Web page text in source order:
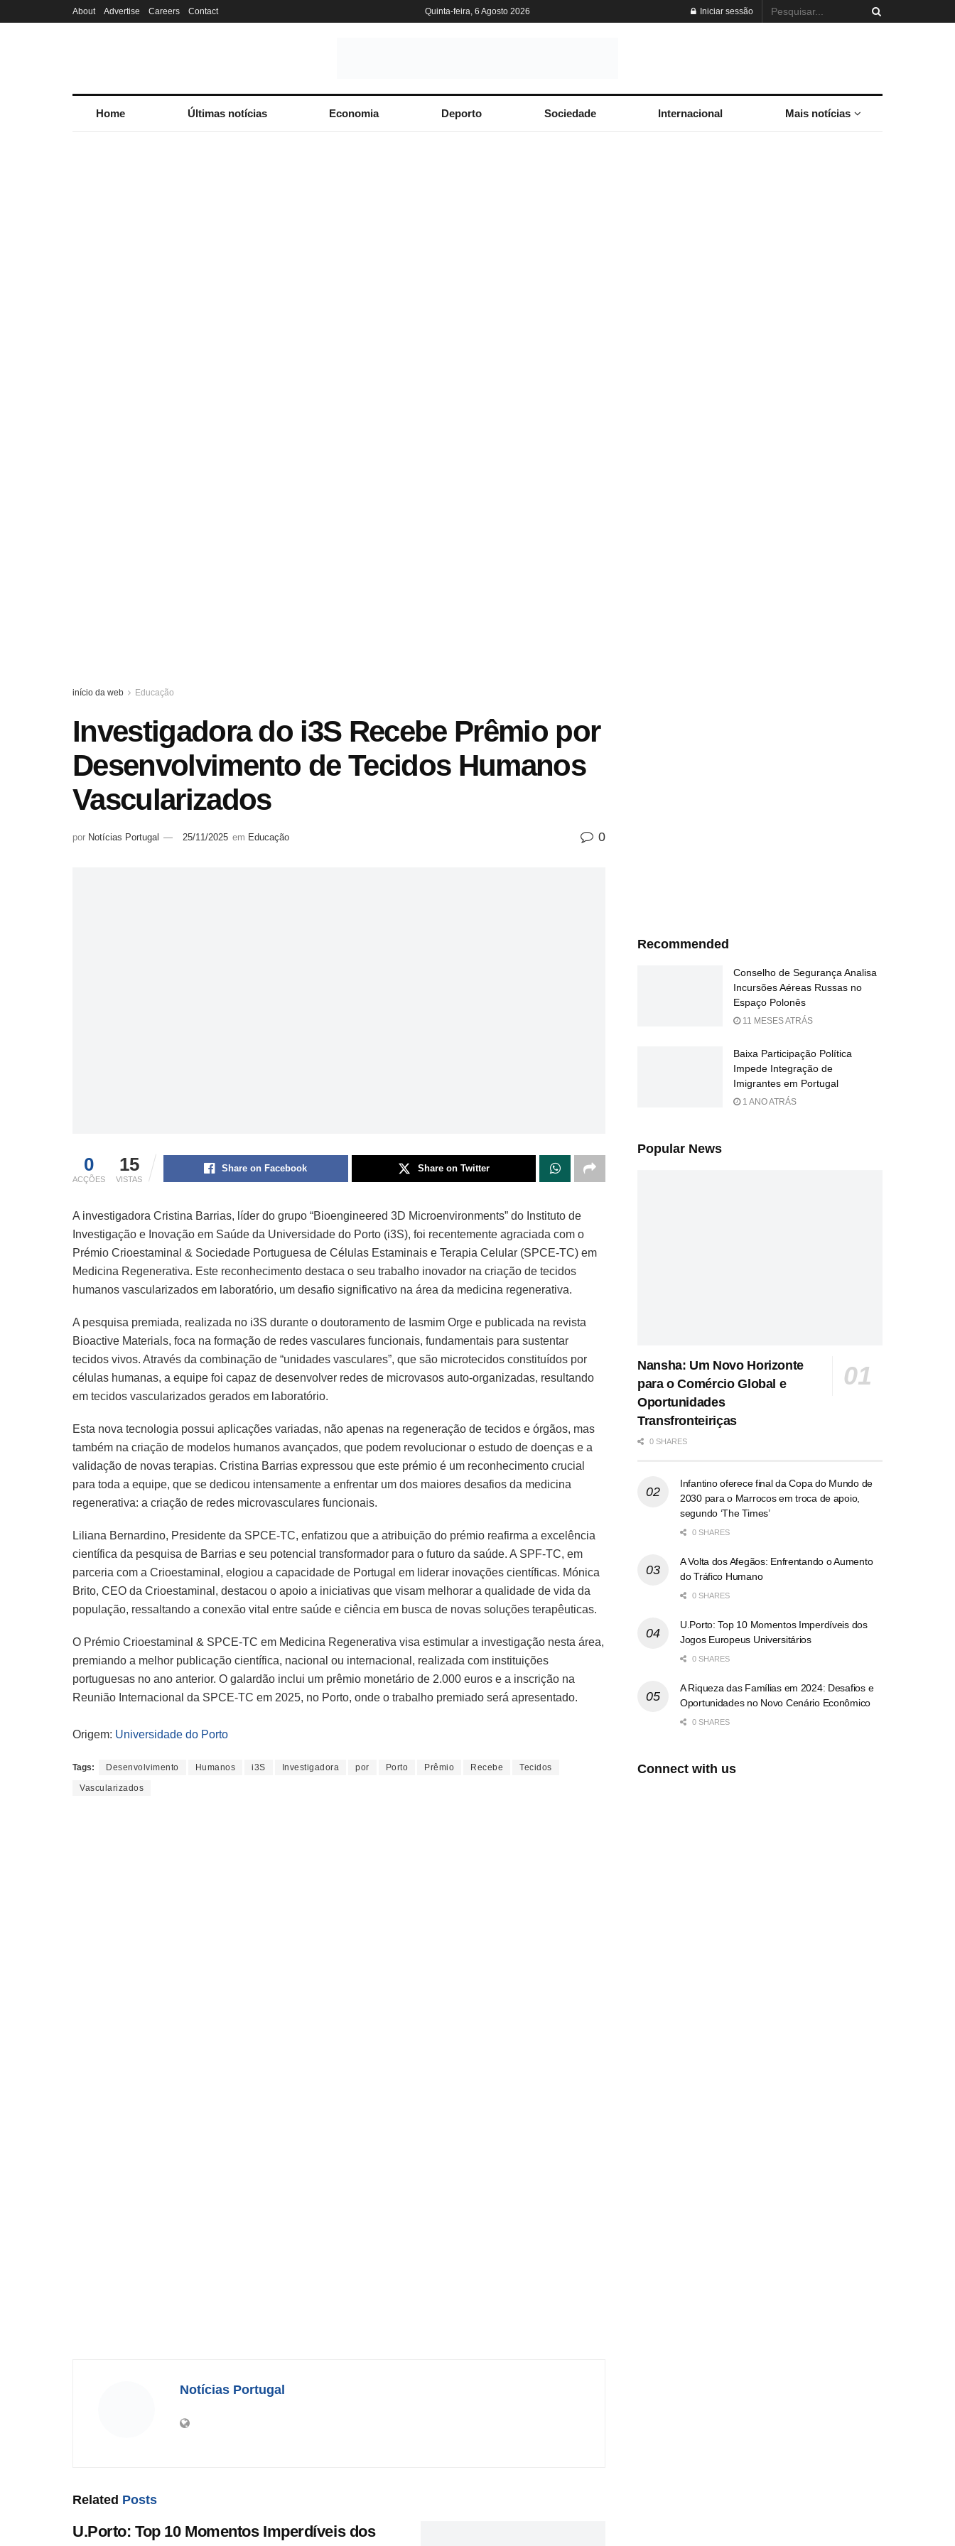
About Advertise Careers Contact Quinta-feira, 6 Agosto 2026 Iniciar sessão
Home Últimas notícias Economia Deporto Sociedade Internacional Mais notícias
início da web Educação
Investigadora do i3S Recebe Prêmio por
Desenvolvimento de Tecidos Humanos
Vascularizados
por Notícias Portugal 25/11/2025 em Educação 0
0
ACÇÕES
15
VISTAS
Share on Facebook Share on Twitter
A investigadora Cristina Barrias, líder do grupo “Bioengineered 3D Microenvironments” do Instituto de
Investigação e Inovação em Saúde da Universidade do Porto (i3S), foi recentemente agraciada com o
Prémio Crioestaminal & Sociedade Portuguesa de Células Estaminais e Terapia Celular (SPCE-TC) em
Medicina Regenerativa. Este reconhecimento destaca o seu trabalho inovador na criação de tecidos
humanos vascularizados em laboratório, um desafio significativo na área da medicina regenerativa.
A pesquisa premiada, realizada no i3S durante o doutoramento de Iasmim Orge e publicada na revista
Bioactive Materials, foca na formação de redes vasculares funcionais, fundamentais para sustentar
tecidos vivos. Através da combinação de “unidades vasculares”, que são microtecidos constituídos por
células humanas, a equipe foi capaz de desenvolver redes de microvasos auto-organizadas, resultando
em tecidos vascularizados gerados em laboratório.
Esta nova tecnologia possui aplicações variadas, não apenas na regeneração de tecidos e órgãos, mas
também na criação de modelos humanos avançados, que podem revolucionar o estudo de doenças e a
validação de novas terapias. Cristina Barrias expressou que este prémio é um reconhecimento crucial
para toda a equipe, que se dedicou intensamente a enfrentar um dos maiores desafios da medicina
regenerativa: a criação de redes microvasculares funcionais.
Liliana Bernardino, Presidente da SPCE-TC, enfatizou que a atribuição do prémio reafirma a excelência
científica da pesquisa de Barrias e seu potencial transformador para o futuro da saúde. A SPF-TC, em
parceria com a Crioestaminal, elogiou a capacidade de Portugal em liderar inovações científicas. Mónica
Brito, CEO da Crioestaminal, destacou o apoio a iniciativas que visam melhorar a qualidade de vida da
população, ressaltando a conexão vital entre saúde e ciência em busca de novas soluções terapêuticas.
O Prémio Crioestaminal & SPCE-TC em Medicina Regenerativa visa estimular a investigação nesta área,
premiando a melhor publicação científica, nacional ou internacional, realizada com instituições
portuguesas no ano anterior. O galardão inclui um prêmio monetário de 2.000 euros e a inscrição na
Reunião Internacional da SPCE-TC em 2025, no Porto, onde o trabalho premiado será apresentado.
Origem: Universidade do Porto
Tags: Desenvolvimento Humanos i3S Investigadora por Porto Prêmio Recebe Tecidos
Vascularizados
Notícias Portugal
Related Posts
U.Porto: Top 10 Momentos Imperdíveis dos
Recommended
Conselho de Segurança Analisa
Incursões Aéreas Russas no
Espaço Polonês
11 MESES ATRÁS
Baixa Participação Política
Impede Integração de
Imigrantes em Portugal
1 ANO ATRÁS
Popular News
Nansha: Um Novo Horizonte
para o Comércio Global e
Oportunidades
Transfronteiriças
0 SHARES
Infantino oferece final da Copa do Mundo de
2030 para o Marrocos em troca de apoio,
segundo ‘The Times’
0 SHARES
A Volta dos Afegãos: Enfrentando o Aumento
do Tráfico Humano
0 SHARES
U.Porto: Top 10 Momentos Imperdíveis dos
Jogos Europeus Universitários
0 SHARES
A Riqueza das Famílias em 2024: Desafios e
Oportunidades no Novo Cenário Econômico
0 SHARES
Connect with us